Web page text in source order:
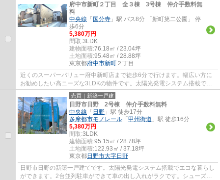
府中市新町２丁目 全３棟 3号棟 仲介手数料無
料
中央線 「 国分寺 」駅 バス8分 「新町第二公園」 停
歩6分
5,380万円
間取:3LDK
建物面積:76.18㎡ / 23.04坪
土地面積:95.48㎡ / 28.88坪
東京都府中市新町 ２丁目
近くのスーパーバリュー府中新町店まで徒歩6分で行けます。幅広い方に
お勧めしたい高ニーズな3LDKの物件です。太陽光発電システム搭載でエ
コな暮らしができます。エージーホームではご...
売買｜新築一戸建
日野市日野 2号棟 仲介手数料無料
中央線 「 日野 」駅 徒歩17分
多摩都市モノレール 「 甲州街道 」駅 徒歩16分
5,380万円
間取:3LDK
建物面積:95.15㎡ / 28.78坪
土地面積:122.93㎡ / 37.18坪
東京都日野市大字日野
日野市日野の新築一戸建てです。太陽光発電システム搭載でエコな暮らし
ができます。2台並列駐車ができて車の出し入れがラクです。シューズイ